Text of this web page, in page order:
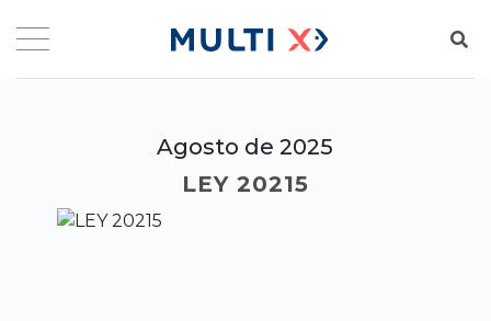
Agosto de 2025
LEY 20215